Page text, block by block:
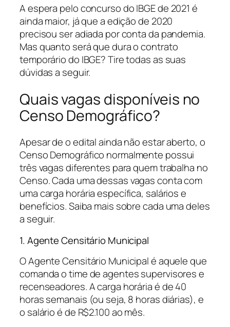
A espera pelo concurso do IBGE de 2021 é
ainda maior, já que a edição de 2020
precisou ser adiada por conta da pandemia.
Mas quanto será que dura o contrato
temporário do IBGE? Tire todas as suas
dúvidas a seguir.
Quais vagas disponíveis no
Censo Demográfico?
Apesar de o edital ainda não estar aberto, o
Censo Demográfico normalmente possui
três vagas diferentes para quem trabalha no
Censo. Cada uma dessas vagas conta com
uma carga horária específica, salários e
benefícios. Saiba mais sobre cada uma deles
a seguir.
1. Agente Censitário Municipal
O Agente Censitário Municipal é aquele que
comanda o time de agentes supervisores e
recenseadores. A carga horária é de 40
horas semanais (ou seja, 8 horas diárias), e
o salário é de R$2.100 ao mês.